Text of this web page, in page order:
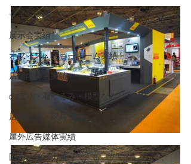
サイン実績
展示会実績
オフィス・ショールーム実績
店舗内外装実績
のぼり・着ぐるみ・模型など
店舗什器・家具 実績
屋外広告媒体実績
回想法施設実績